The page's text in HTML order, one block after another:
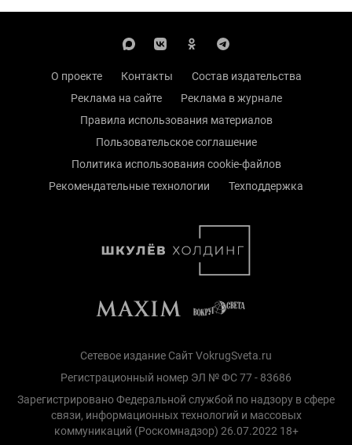
О проекте Контакты
Состав издательства
Реклама на сайте
Реклама в журнале
Правила использования материалов
Пользовательское соглашение
Политика использования cookie-файлов
Рекомендательные технологии
Техподдержка
Сетевое издание Сайт VokrugSveta.ru
Регистрационный номер ЭЛ № ФС 77 - 83686
Зарегистрировано Федеральной службой по надзору в сфере
связи, информационных технологий и массовых
коммуникаций (Роскомнадзор) 26.07.2022 18+